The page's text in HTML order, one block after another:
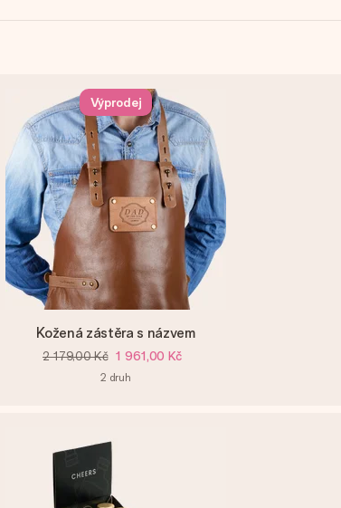
Výprodej
Kožená zástěra s názvem
2 179,00 Kč 1 961,00 Kč
2 druh